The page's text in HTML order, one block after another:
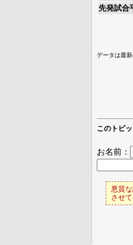
先発試合
データは最
このトピ
お名前：
悪質
させ